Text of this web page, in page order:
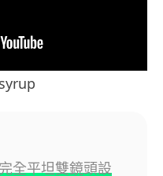
全平坦雙鏡頭設